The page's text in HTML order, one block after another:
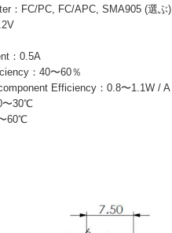
：FC/PC, FC/APC, SMA905 (選ぶ)
：0.5A
：40〜60％
Efficiency：0.8〜1.1W / A
〜30℃
60℃